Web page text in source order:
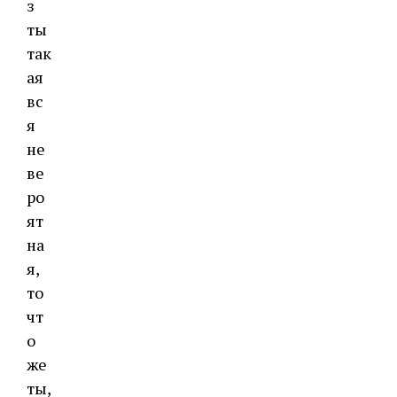
з
ты
так
ая
вс
я
не
ве
ро
ят
на
я,
то
чт
о
же
ты,